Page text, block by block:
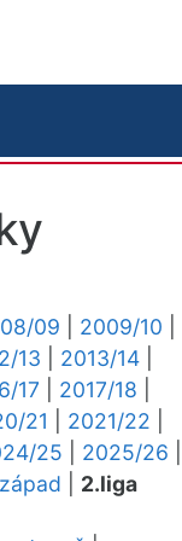
09 2009/10
13 2013/14
17 2017/18
21 2021/22
25 2025/26
2.liga